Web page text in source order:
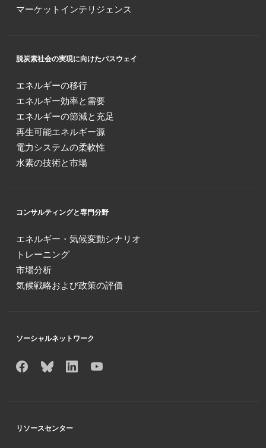
マーケットインテリジェンス
脱炭素社会の実現に向けたパスウェイ
エネルギーの移行
エネルギー効率と需要
エネルギーの節減と充足
再生可能エネルギー源
電力システムの柔軟性
水素の技術と市場
コンサルティングと専門分野
エネルギー・気候変動シナリオ
トレーニング
市場分析
気候戦略および政策の評価
ソーシャルネットワーク
リソースセンター